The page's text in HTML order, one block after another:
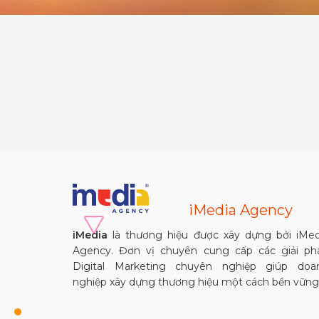
iMedia Agency
iMedia là thương hiệu được xây dựng bởi
Agency. Đơn vị chuyên cung cấp các giải
Digital Marketing chuyên nghiệp giúp
nghiệp xây dựng thương hiệu một cách bền